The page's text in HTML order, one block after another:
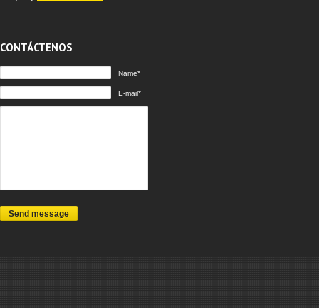
CONTÁCTENOS
Name*
E-mail*
Send message